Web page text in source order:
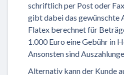
schriftlich per Post oder
gibt dabei das gewünschte
Flatex berechnet für
1.000 Euro eine Gebühr in
Ansonsten sind
Alternativ kann der Kunde